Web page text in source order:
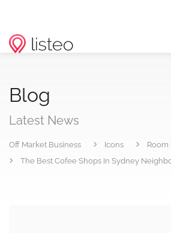
Blog
Latest News
Off Market Business Icons
Room
The Best Cofee Shops In Sydney